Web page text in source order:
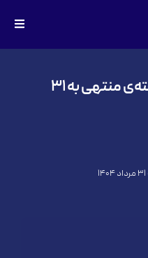
نگاهی به بازار سهام – هفته‌ی منتهی به ۳۱